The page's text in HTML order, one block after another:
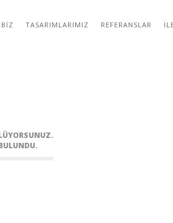
BIZ TASARIMLARIMIZ REFERANSLAR